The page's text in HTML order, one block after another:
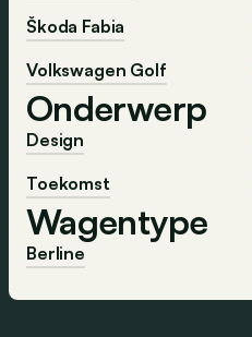
Škoda Fabia
Volkswagen Golf
Onderwerp
Design
Toekomst
Wagentype
Berline